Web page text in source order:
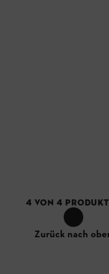
4 VON 4
Zurück nach